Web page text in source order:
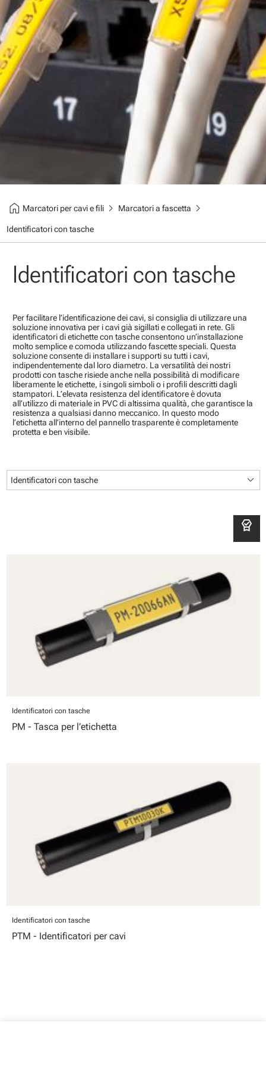
home Marcatori per cavi e filichevron_right Marcatori a fascetta chevron_right
Identificatori con tasche
Identificatori con tasche
Per facilitare l’identificazione dei cavi, si consiglia di utilizzare una
soluzione innovativa per i cavi già sigillati e collegati in rete. Gli
identificatori di etichette con tasche consentono un’installazione
molto semplice e comoda utilizzando fascette speciali. Questa
soluzione consente di installare i supporti su tutti i cavi,
indipendentemente dal loro diametro. La versatilità dei nostri
prodotti con tasche risiede anche nella possibilità di modificare
liberamente le etichette, i singoli simboli o i profili descritti dagli
stampatori. L’elevata resistenza del identificatore è dovuta
all’utilizzo di materiale in PVC di altissima qualità, che garantisce la
resistenza a qualsiasi danno meccanico. In questo modo
l’etichetta all’interno del pannello trasparente è completamente
protetta e ben visibile.
Identificatori con tasche keyboard_arrow_down
editor_choice
Identificatori con tasche
PM - Tasca per l’etichetta
Identificatori con tasche
PTM - Identificatori per cavi